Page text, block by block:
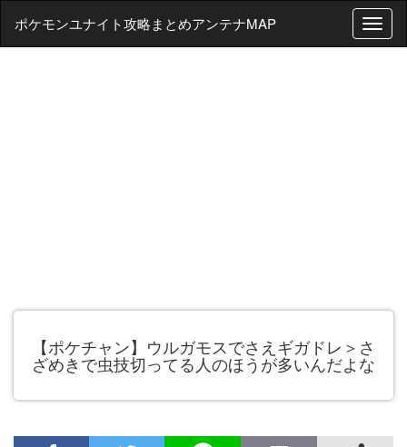
T
o
ポケモンユナイト攻略まとめアンテナMAP
【ポケチャン】ウルガモスでさえギガドレ＞さ
ざめきで虫技切ってる人のほうが多いんだよな